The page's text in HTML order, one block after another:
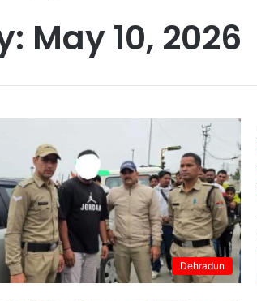
May 10, 2026
Dehradun